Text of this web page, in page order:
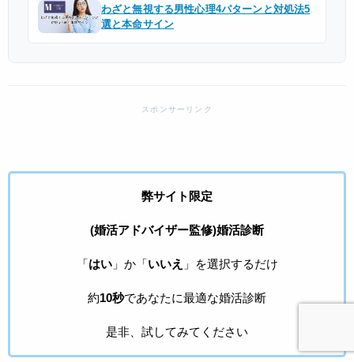
わざと無視する男性心理4パターンと対処法5
選と本命サイン
弊サイト限定
(婚活アドバイザー監修)婚活診断
「はい」か「いいえ 」を選択するだけ
約10秒であなたに最適な婚活診断
是非、試してみてください